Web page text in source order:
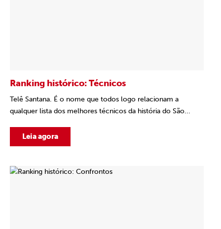
Ranking histórico: Técnicos
Telê Santana. É o nome que todos logo relacionam a
qualquer lista dos melhores técnicos da história do São...
Leia agora